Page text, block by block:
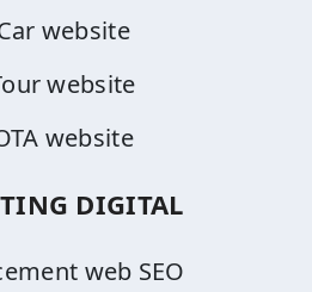
website
website
website
DIGITAL
web SEO